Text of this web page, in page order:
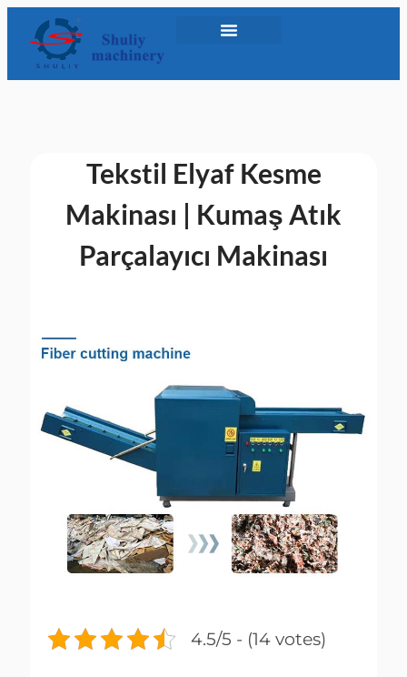
Tekstil Elyaf Kesme
Makinası | Kumaş Atık
Parçalayıcı Makinası
4.5/5 - (14 votes)